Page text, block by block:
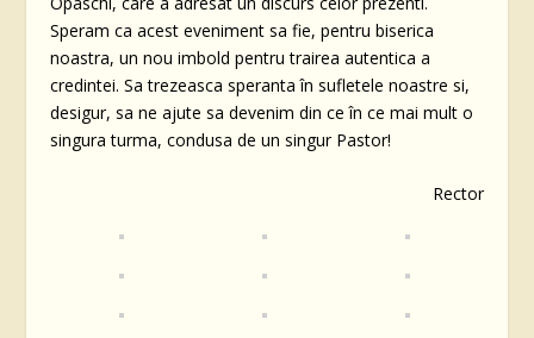
Speram ca acest eveniment sa fie, pentru biserica
noastra, un nou imbold pentru trairea autentica a
credintei. Sa trezeasca speranta în sufletele noastre si,
desigur, sa ne ajute sa devenim din ce în ce mai mult o
singura turma, condusa de un singur Pastor!
Rector